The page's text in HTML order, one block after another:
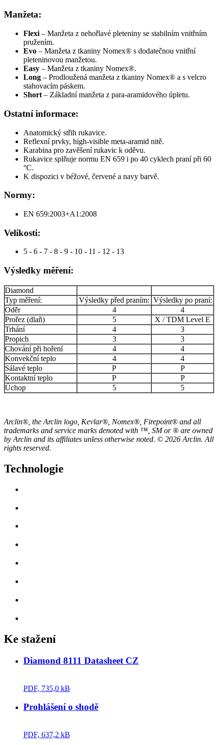
Manžeta:
Flexi – Manžeta z nehořlavé pleteniny se stabilním vnitřním
pružením.
Evo – Manžeta z tkaniny Nomex® s dodatečnou vnitřní
pleteninovou manžetou.
Easy – Manžeta z tkaniny Nomex®.
Long – Prodloužená manžeta z tkaniny Nomex® a s velcro
stahovacím páskem.
Short – Základní manžeta z para-aramidového úpletu.
Ostatní informace:
Anatomický střih rukavice.
Reflexní prvky, high-visible meta-aramid nitě.
Karabina pro zavěšení rukavic k oděvu.
Rukavice splňuje normu EN 659 i po 40 cyklech praní při 60
°C.
K dispozici v béžové, červené a navy barvě.
Normy:
EN 659:2003+A1:2008
Velikosti:
5 - 6 - 7 - 8 - 9 - 10 - 11 - 12 - 13
Výsledky měření:
Diamond
Typ měření:
Výsledky před praním: Výsledky po praní:
Oděr
4
4
Prořez (dlaň)
5
X / TDM Level E
Trhání
4
3
Propich
3
3
Chování při hoření
4
4
Konvekční teplo
4
4
Sálavé teplo
P
P
Kontaktní teplo
P
P
Úchop
5 5
Arclin®, the Arclin logo, Kevlar®, Nomex®, Firepoint® and all
trademarks and service marks denoted with ™, SM or ® are owned
by Arclin and its affiliates unless otherwise noted. © 2026 Arclin. All
rights reserved.
Technologie
Ke stažení
Diamond 8111 Datasheet CZ
PDF, 735,0 kB
Prohlášení o shodě
PDF, 637,2 kB